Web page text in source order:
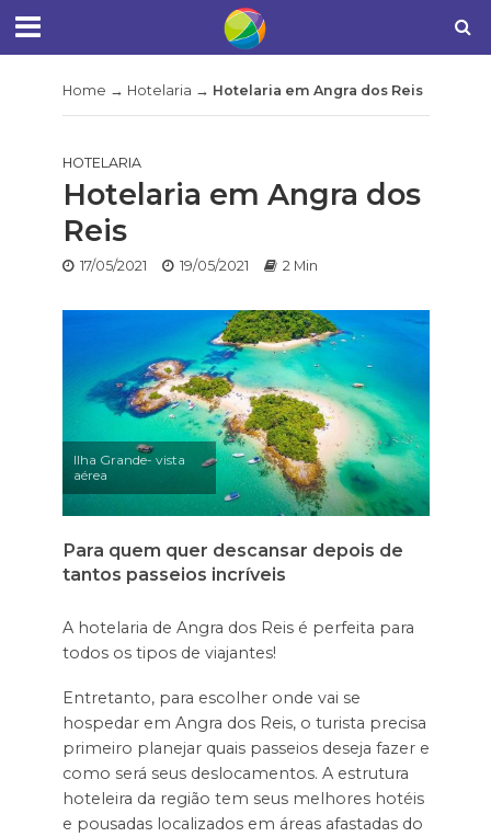
Home → Hotelaria → Hotelaria em Angra dos Reis
HOTELARIA
Hotelaria em Angra dos
Reis
17/05/2021 19/05/2021 2 Min
Ilha Grande- vista
aérea
Para quem quer descansar depois de
tantos passeios incríveis
A hotelaria de Angra dos Reis é perfeita para
todos os tipos de viajantes!
Entretanto, para escolher onde vai se
hospedar em Angra dos Reis, o turista precisa
primeiro planejar quais passeios deseja fazer e
como será seus deslocamentos. A estrutura
hoteleira da região tem seus melhores hotéis
e pousadas localizados em áreas afastadas do